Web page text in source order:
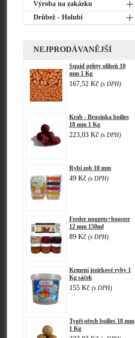
Výroba na zakázku
Drůbež - Holubi
NEJPRODÁVANĚJŠÍ
Squid pelety oliheň 10
mm 1 Kg
167,52 Kč (s DPH)
Krab - Brusinka boilies
18 mm 1 Kg
223,03 Kč (s DPH)
Rybí zob 10 mm
49 Kč (s DPH)
Feeder nuggets+booster
12 mm 150ml
89 Kč (s DPH)
Krmení jezírkové ryby 1
Kg sáček
155 Kč (s DPH)
Tygří ořech boilies 18 mm
1 Kg